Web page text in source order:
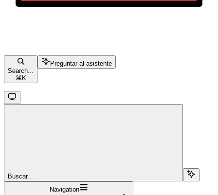
Search...
⌘ K
Preguntar al asistente
Buscar...
Navigation